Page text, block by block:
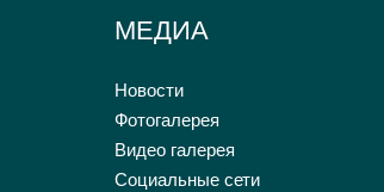
МЕДИА
Новости
Фотогалерея
Видео галерея
Социальные сети